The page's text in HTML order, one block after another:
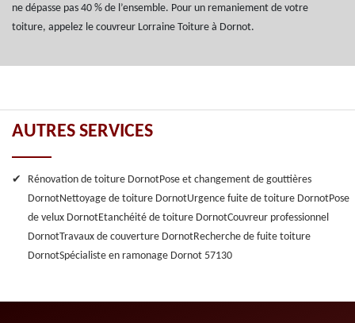
ne dépasse pas 40 % de l’ensemble. Pour un remaniement de votre
toiture, appelez le couvreur Lorraine Toiture à Dornot.
AUTRES SERVICES
Rénovation de toiture DornotPose et changement de gouttières
DornotNettoyage de toiture DornotUrgence fuite de toiture DornotPose
de velux DornotEtanchéité de toiture DornotCouvreur professionnel
DornotTravaux de couverture DornotRecherche de fuite toiture
DornotSpécialiste en ramonage Dornot 57130